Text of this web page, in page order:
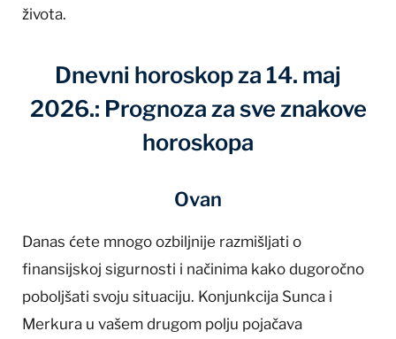
života.
Dnevni horoskop za 14. maj
2026.: Prognoza za sve znakove
horoskopa
Ovan
Danas ćete mnogo ozbiljnije razmišljati o
finansijskoj sigurnosti i načinima kako dugoročno
poboljšati svoju situaciju. Konjunkcija Sunca i
Merkura u vašem drugom polju pojačava